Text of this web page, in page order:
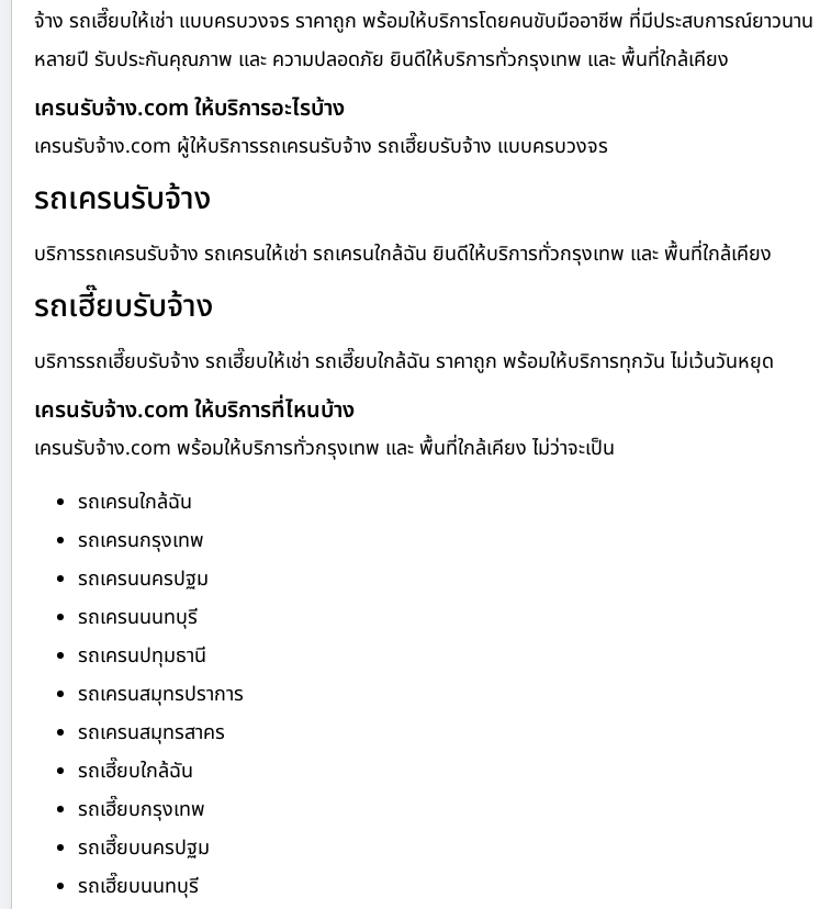
จ้าง รถเฮี๊ยบให้เช่า แบบครบวงจร ราคาถูก พร้อมให้บริการโดยคนขับมืออาชีพ ที่มีประสบการณ์ยาวนาน
หลายปี รับประกันคุณภาพ และ ความปลอดภัย ยินดีให้บริการทั่วกรุงเทพ และ พื้นที่ใกล้เคียง
เครนรับจ้าง.com ให้บริการอะไรบ้าง
เครนรับจ้าง.com ผู้ให้บริการรถเครนรับจ้าง รถเฮี๊ยบรับจ้าง แบบครบวงจร
รถเครนรับจ้าง
บริการรถเครนรับจ้าง รถเครนให้เช่า รถเครนใกล้ฉัน ยินดีให้บริการทั่วกรุงเทพ และ พื้นที่ใกล้เคียง
รถเฮี๊ยบรับจ้าง
บริการรถเฮี๊ยบรับจ้าง รถเฮี๊ยบให้เช่า รถเฮี๊ยบใกล้ฉัน ราคาถูก พร้อมให้บริการทุกวัน ไม่เว้นวันหยุด
เครนรับจ้าง.com ให้บริการที่ไหนบ้าง
เครนรับจ้าง.com พร้อมให้บริการทั่วกรุงเทพ และ พื้นที่ใกล้เคียง ไม่ว่าจะเป็น
รถเครนใกล้ฉัน
รถเครนกรุงเทพ
รถเครนนครปฐม
รถเครนนนทบุรี
รถเครนปทุมธานี
รถเครนสมุทรปราการ
รถเครนสมุทรสาคร
รถเฮี๊ยบใกล้ฉัน
รถเฮี๊ยบกรุงเทพ
รถเฮี๊ยบนครปฐม
รถเฮี๊ยบนนทบุรี